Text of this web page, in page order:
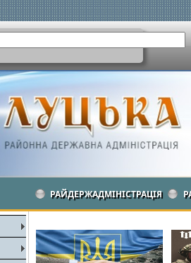
РАЙДЕРЖАДМІНІСТРАЦІЯ